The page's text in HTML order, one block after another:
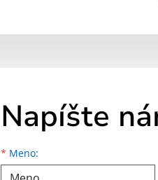
Napíšte
* Meno:
Meno
Priezvisko
E-mailová adresa